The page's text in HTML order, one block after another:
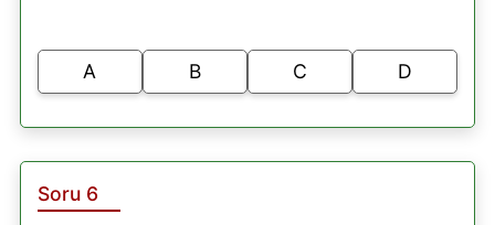
A B C D
Soru 6